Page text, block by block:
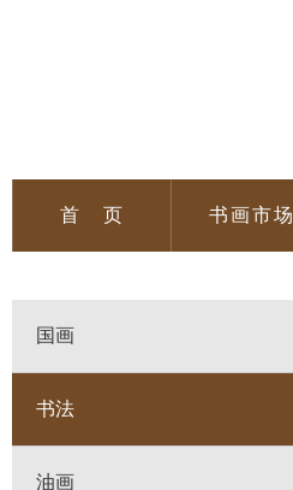
首 页 书画市场
国画
书法
油画